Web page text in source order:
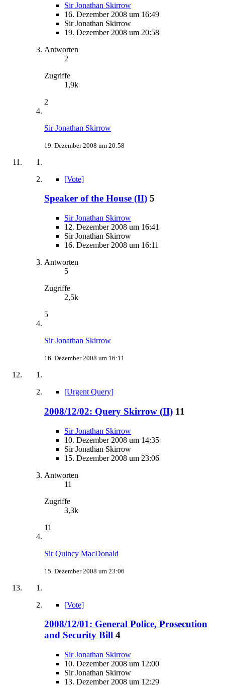
Sir Jonathan Skirrow
16. Dezember 2008 um 16:49
Sir Jonathan Skirrow
19. Dezember 2008 um 20:58
Antworten
2
Zugriffe
1,9k
2
Sir Jonathan Skirrow
19. Dezember 2008 um 20:58
[Vote]
Speaker of the House (II) 5
Sir Jonathan Skirrow
12. Dezember 2008 um 16:41
Sir Jonathan Skirrow
16. Dezember 2008 um 16:11
Antworten
5
Zugriffe
2,5k
5
Sir Jonathan Skirrow
16. Dezember 2008 um 16:11
[Urgent Query]
2008/12/02: Query Skirrow (II) 11
Sir Jonathan Skirrow
10. Dezember 2008 um 14:35
Sir Jonathan Skirrow
15. Dezember 2008 um 23:06
Antworten
11
Zugriffe
3,3k
11
Sir Quincy MacDonald
15. Dezember 2008 um 23:06
[Vote]
2008/12/01: General Police, Prosecution
and Security Bill 4
Sir Jonathan Skirrow
10. Dezember 2008 um 12:00
Sir Jonathan Skirrow
13. Dezember 2008 um 12:29